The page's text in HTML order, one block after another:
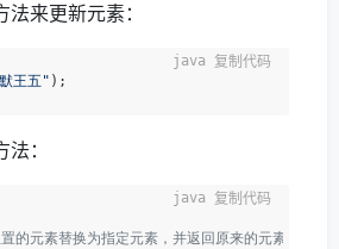
法来更新元素：
王五"
复制代码
法：
的元素替换为指定元素，并返回原来的元素。
复制代码